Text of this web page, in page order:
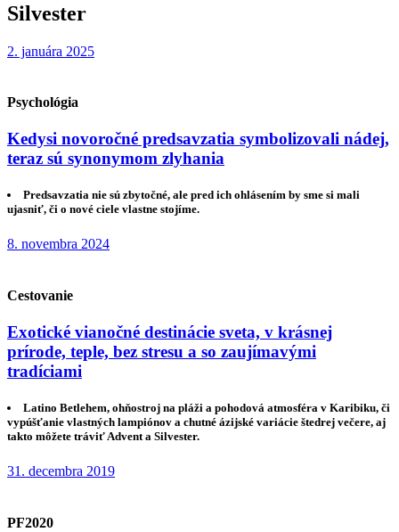
Silvester
2. januára 2025
Psychológia
Kedysi novoročné predsavzatia symbolizovali nádej,
teraz sú synonymom zlyhania
Predsavzatia nie sú zbytočné, ale pred ich ohlásením by sme si mali
ujasniť, či o nové ciele vlastne stojíme.
8. novembra 2024
Cestovanie
Exotické vianočné destinácie sveta, v krásnej
prírode, teple, bez stresu a so zaujímavými
tradíciami
Latino Betlehem, ohňostroj na pláži a pohodová atmosféra v Karibiku, či
vypúšťanie vlastných lampiónov a chutné ázijské variácie štedrej večere, aj
takto môžete tráviť Advent a Silvester.
31. decembra 2019
PF2020